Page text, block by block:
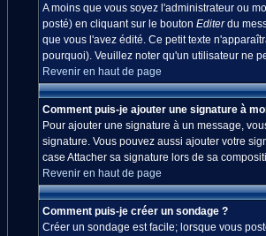
A moins que vous soyez l'administrateur ou
posté) en cliquant sur le bouton Editerdu
que vous l'avez édité. Ce petit texte
pourquoi). Veuillez noter qu'un utilisateur ne
Revenir en haut de page
Comment puis-je ajouter une signature à
Pour ajouter une signature à un message,
signature. Vous pouvez aussi ajouter votre
case Attacher sa signature lors de sa
Revenir en haut de page
Comment puis-je créer un sondage ?
Créer un sondage est facile; lorsque vous